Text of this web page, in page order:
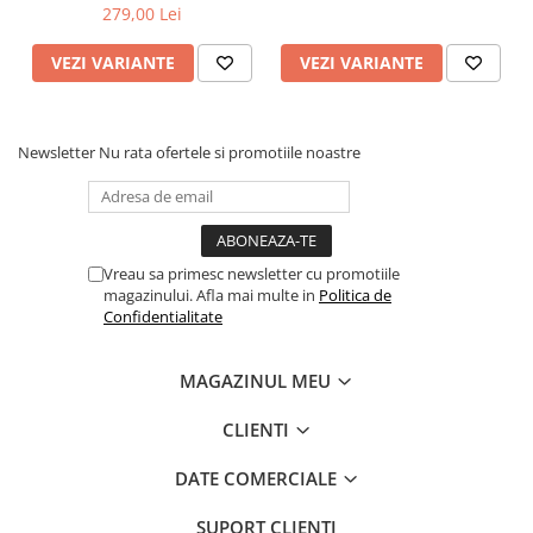
usoara
279,00 Lei
VEZI VARIANTE
Exclusiviste
VEZI VARIANTE
Newsletter Nu rata ofertele si promotiile noastre
Vreau sa primesc newsletter cu promotiile
magazinului. Afla mai multe in Politica de
Confidentialitate
MAGAZINUL MEU
CLIENTI
DATE COMERCIALE
SUPORT CLIENTI